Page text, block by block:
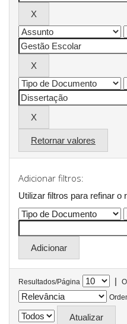
Retornar valores
Adicionar filtros:
Utilizar filtros para refinar o
Resultados/Página |